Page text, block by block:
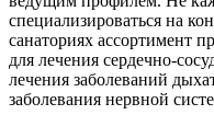
специализироваться на
санаториях ассортимент
для лечения сердечно-
лечения заболеваний
заболевания нервной